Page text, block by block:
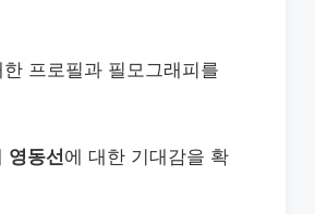
프로필과 필모그래피를
영동선 에 대한 기대감을 확